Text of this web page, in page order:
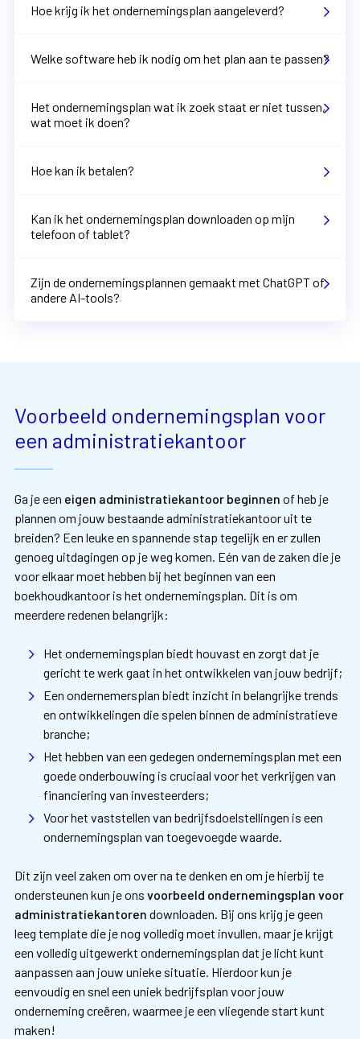
Hoe krijg ik het ondernemingsplan aangeleverd?
Welke software heb ik nodig om het plan aan te passen?
Het ondernemingsplan wat ik zoek staat er niet tussen,
wat moet ik doen?
Hoe kan ik betalen?
Kan ik het ondernemingsplan downloaden op mijn
telefoon of tablet?
Zijn de ondernemingsplannen gemaakt met ChatGPT of
andere AI-tools?
Voorbeeld ondernemingsplan voor
een administratiekantoor
Ga je een eigen administratiekantoor beginnen of heb je
plannen om jouw bestaande administratiekantoor uit te
breiden? Een leuke en spannende stap tegelijk en er zullen
genoeg uitdagingen op je weg komen. Eén van de zaken die je
voor elkaar moet hebben bij het beginnen van een
boekhoudkantoor is het ondernemingsplan. Dit is om
meerdere redenen belangrijk:
Het ondernemingsplan biedt houvast en zorgt dat je
gericht te werk gaat in het ontwikkelen van jouw bedrijf;
Een ondernemersplan biedt inzicht in belangrijke trends
en ontwikkelingen die spelen binnen de administratieve
branche;
Het hebben van een gedegen ondernemingsplan met een
goede onderbouwing is cruciaal voor het verkrijgen van
financiering van investeerders;
Voor het vaststellen van bedrijfsdoelstellingen is een
ondernemingsplan van toegevoegde waarde.
Dit zijn veel zaken om over na te denken en om je hierbij te
ondersteunen kun je ons voorbeeld ondernemingsplan voor
administratiekantoren downloaden. Bij ons krijg je geen
leeg template die je nog volledig moet invullen, maar je krijgt
een volledig uitgewerkt ondernemingsplan dat je licht kunt
aanpassen aan jouw unieke situatie. Hierdoor kun je
eenvoudig en snel een uniek bedrijfsplan voor jouw
onderneming creëren, waarmee je een vliegende start kunt
maken!